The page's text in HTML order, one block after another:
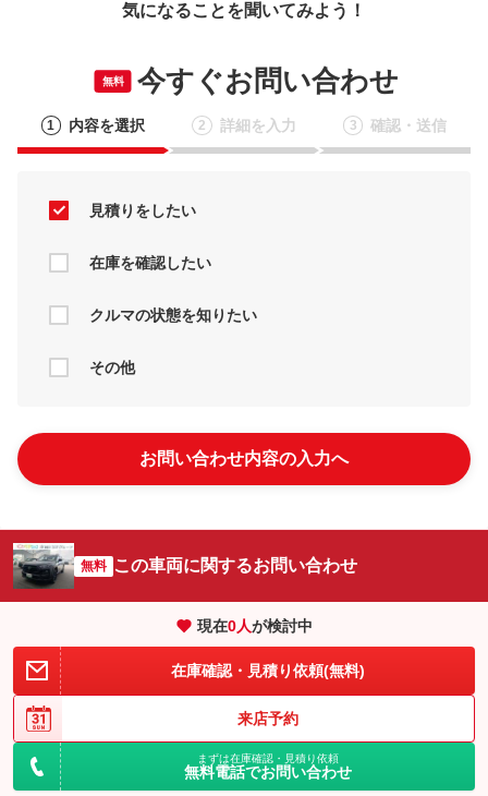
気になることを聞いてみよう！
無料 今すぐお問い合わせ
1 内容を選択 2 詳細を入力 3 確認・送信
見積りをしたい
在庫を確認したい
クルマの状態を知りたい
その他
お問い合わせ内容の入力へ
無料 この車両に関するお問い合わせ
現在0人が検討中
在庫確認・見積り依頼(無料)
来店予約
まずは在庫確認・見積り依頼
無料電話でお問い合わせ